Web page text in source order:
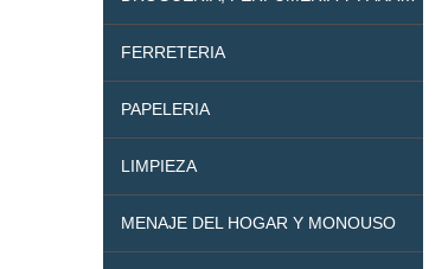
FERRETERIA
PAPELERIA
LIMPIEZA
MENAJE DEL HOGAR Y MONOUSO